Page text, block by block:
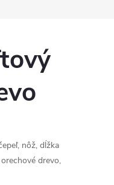
nôž, dĺžka
drevo,